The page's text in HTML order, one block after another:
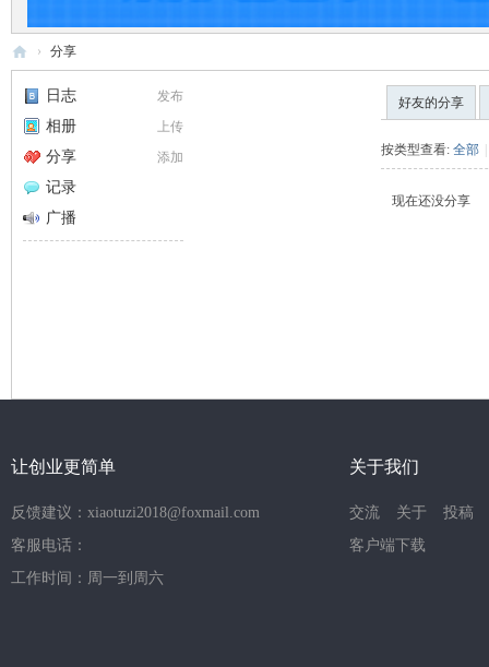
白
码
› 分享
发布
日志
上传
相册
添加
分享
记录
广播
好友的分享
按类型查看: 全部 |
现在还没分享
让创业更简单
反馈建议：xiaotuzi2018@foxmail.com
客服电话：
工作时间：周一到周六
关于我们
交流 关于
投稿
客户端下载